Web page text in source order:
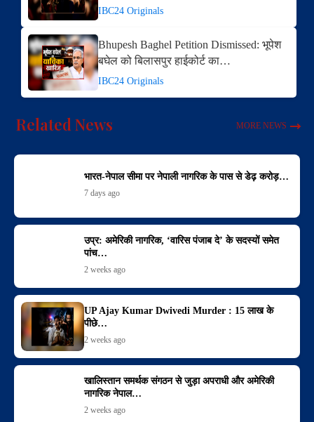
IBC24 Originals
Bhupesh Baghel Petition Dismissed: भूपेश
बघेल को बिलासपुर हाईकोर्ट का…
IBC24 Originals
Related News MORE NEWS
भारत-नेपाल सीमा पर नेपाली नागरिक के पास से डेढ़ करोड़…
7 days ago
उप्र: अमेरिकी नागरिक, ‘वारिस पंजाब दे’ के सदस्यों समेत
पांच…
2 weeks ago
UP Ajay Kumar Dwivedi Murder : 15 लाख के
पीछे…
2 weeks ago
खालिस्तान समर्थक संगठन से जुड़ा अपराधी और अमेरिकी
नागरिक नेपाल…
2 weeks ago